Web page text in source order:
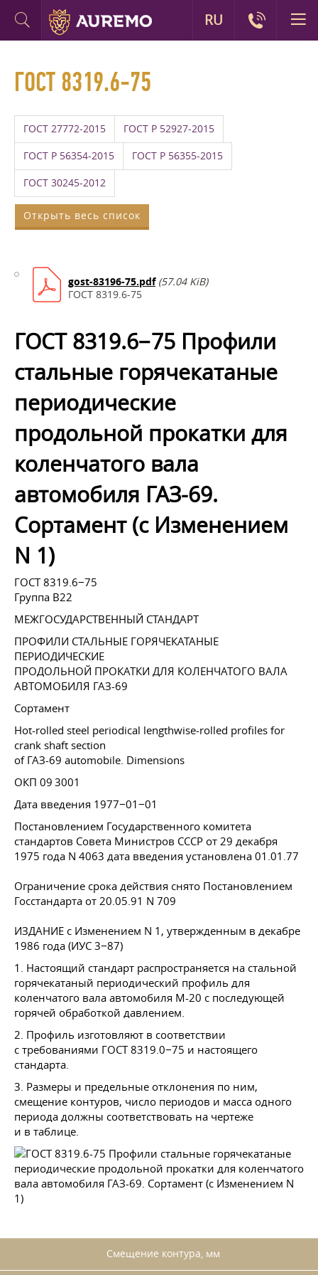
ГОСТ 8319.6-75
ГОСТ 27772-2015 ГОСТ Р 52927-2015
ГОСТ Р 56354-2015 ГОСТ Р 56355-2015
ГОСТ 30245-2012
Открыть весь список
gost-83196-75.pdf (57.04 KiB)
ГОСТ 8319.6-75
ГОСТ 8319.6−75 Профили
стальные горячекатаные
периодические
продольной прокатки для
коленчатого вала
автомобиля ГАЗ-69.
Сортамент (с Изменением
N 1)
ГОСТ 8319.6−75
Группа В22
МЕЖГОСУДАРСТВЕННЫЙ СТАНДАРТ
ПРОФИЛИ СТАЛЬНЫЕ ГОРЯЧЕКАТАНЫЕ
ПЕРИОДИЧЕСКИЕ
ПРОДОЛЬНОЙ ПРОКАТКИ ДЛЯ КОЛЕНЧАТОГО ВАЛА
АВТОМОБИЛЯ ГАЗ-69
Сортамент
Hot-rolled steel periodical lengthwise-rolled profiles for
crank shaft section
of ГАЗ-69 automobile. Dimensions
ОКП 09 3001
Дата введения 1977−01−01
Постановлением Государственного комитета
стандартов Совета Министров СССР от 29 декабря
1975 года N 4063 дата введения установлена 01.01.77
Ограничение срока действия снято Постановлением
Госстандарта от 20.05.91 N 709
ИЗДАНИЕ с Изменением N 1, утвержденным в декабре
1986 года (ИУС 3−87)
1. Настоящий стандарт распространяется на стальной
горячекатаный периодический профиль для
коленчатого вала автомобиля М-20 с последующей
горячей обработкой давлением.
2. Профиль изготовляют в соответствии
с требованиями ГОСТ 8319.0−75 и настоящего
стандарта.
3. Размеры и предельные отклонения по ним,
смещение контуров, число периодов и масса одного
периода должны соответствовать на чертеже
и в таблице.
Смещение контура, мм
RU